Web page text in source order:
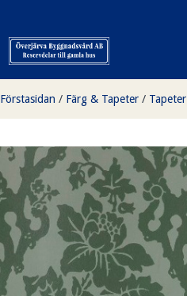
Förstasidan / Färg & Tapeter / Tapeter